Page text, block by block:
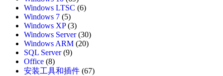
Windows LTSC (6)
Windows 7 (5)
Windows XP(3)
Windows Server(30)
Windows ARM (20)
SQL Server(9)
Office (8)
安装工具和插件 (67)